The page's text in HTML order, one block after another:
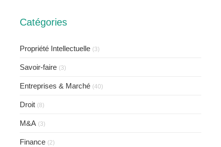
Catégories
Propriété Intellectuelle (3)
Savoir-faire (3)
Entreprises & Marché (40)
Droit (8)
M&A (3)
Finance (2)